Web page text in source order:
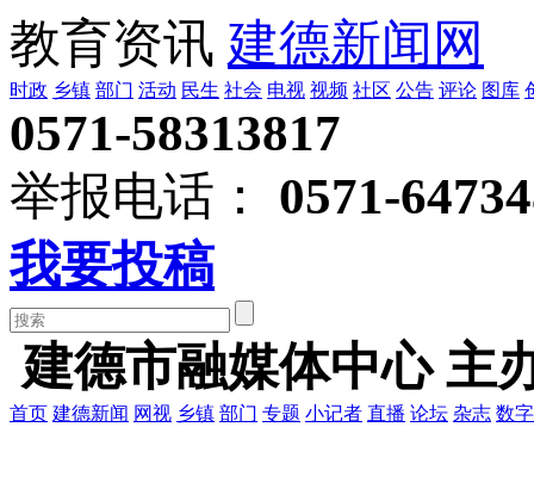
教育资讯 建德新闻网
时政 乡镇 部门 活动 民生 社会 电视 视频 社区 公告 评论 图库
0571-58313817
举报电话：
0571-
我要投稿
建德市融媒体中心 主
首页 建德新闻 网视 乡镇 部门 专题 小记者 直播 论坛 杂志 数